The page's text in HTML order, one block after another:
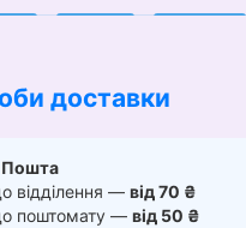
доставки
Пошта
відділення — від 70 ₴
поштомату — від 50 ₴